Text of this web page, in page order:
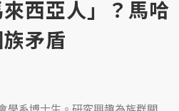
西亞人」？馬哈
矛盾